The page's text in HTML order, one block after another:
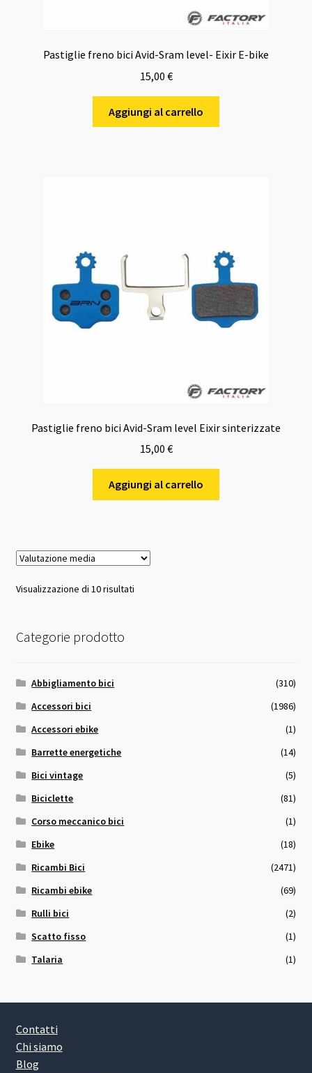
Pastiglie freno bici Avid-Sram level- Eixir E-bike
15,00 €
Aggiungi al carrello
Pastiglie freno bici Avid-Sram level Eixir sinterizzate
15,00 €
Aggiungi al carrello
Visualizzazione di 10 risultatiValutazione
Categorie prodotto
Abbigliamento bici
(310)
Accessori bici
(1986)
Accessori ebike
(1)
Barrette energetiche
(14)
Bici vintage
(5)
Biciclette
(81)
Corso meccanico bici
(1)
Ebike
(18)
Ricambi Bici
(2471)
Ricambi ebike
(69)
Rulli bici
(2)
Scatto fisso
(1)
Talaria
(1)
Contatti
Chi siamo
Blog